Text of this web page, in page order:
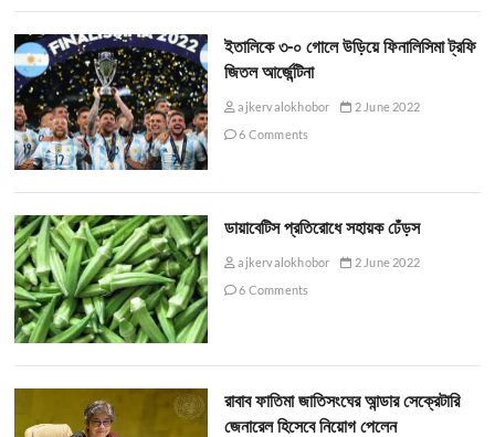
ইতালিকে ৩-০ গোলে উড়িয়ে ফিনালিসিমা ট্রফি
জিতল আর্জেন্টিনা
ajkervalokhobor
2 June 2022
6 Comments
ডায়াবেটিস প্রতিরোধে সহায়ক ঢেঁড়স
ajkervalokhobor
2 June 2022
6 Comments
রাবাব ফাতিমা জাতিসংঘের আন্ডার সেক্রেটারি
জেনারেল হিসেবে নিয়োগ পেলেন